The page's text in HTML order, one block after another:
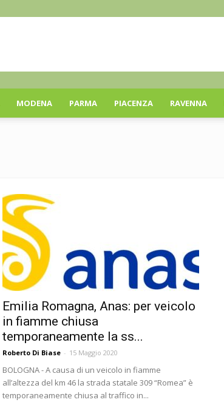
MODENA PARMA PIACENZA RAVENNA
Emilia Romagna, Anas: per veicolo
in fiamme chiusa
temporaneamente la ss...
Roberto Di Biase - 15 Maggio 2020
BOLOGNA - A causa di un veicolo in fiamme
all’altezza del km 46 la strada statale 309 “Romea” è
temporaneamente chiusa al traffico in...